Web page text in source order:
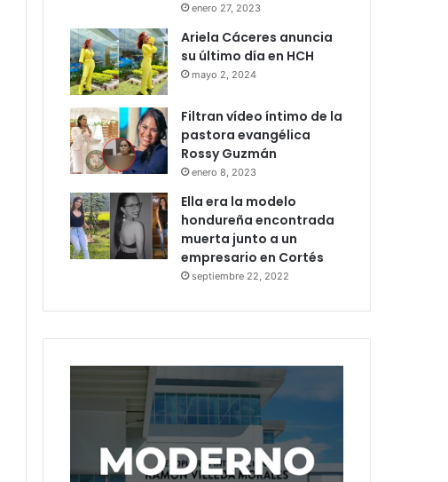
enero 27, 2023
Ariela Cáceres anuncia
su último día en HCH
mayo 2, 2024
Filtran vídeo íntimo de la
pastora evangélica
Rossy Guzmán
enero 8, 2023
Ella era la modelo
hondureña encontrada
muerta junto a un
empresario en Cortés
septiembre 22, 2022